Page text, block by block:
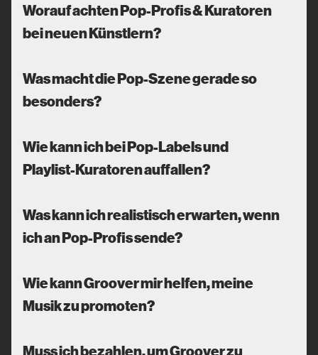
Worauf achten Pop-Profis & Kuratoren
bei neuen Künstlern?
Was macht die Pop-Szene gerade so
besonders?
Wie kann ich bei Pop-Labels und
Playlist-Kuratoren auffallen?
Was kann ich realistisch erwarten, wenn
ich an Pop-Profis sende?
Wie kann Groover mir helfen, meine
Musik zu promoten?
Muss ich bezahlen, um Groover zu